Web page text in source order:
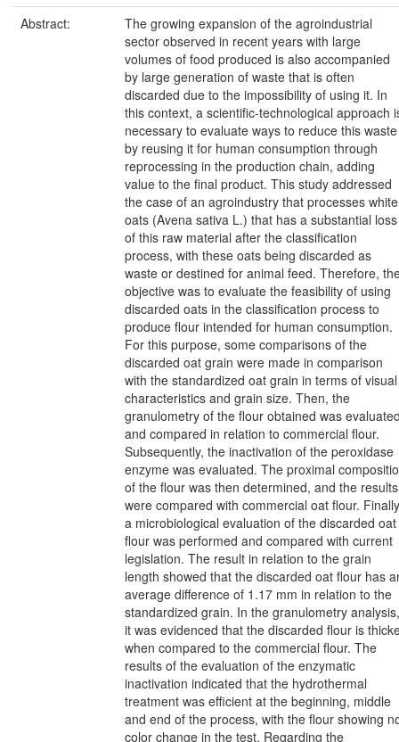
Abstract:
The growing expansion of the agroindustrial
sector observed in recent years with large
volumes of food produced is also accompanied
by large generation of waste that is often
discarded due to the impossibility of using it. In
this context, a scientific-technological approach
necessary to evaluate ways to reduce this waste
by reusing it for human consumption through
reprocessing in the production chain, adding
value to the final product. This study addressed
the case of an agroindustry that processes white
oats (Avena sativa L.) that has a substantial loss
of this raw material after the classification
process, with these oats being discarded as
waste or destined for animal feed. Therefore,
objective was to evaluate the feasibility of using
discarded oats in the classification process to
produce flour intended for human consumption.
For this purpose, some comparisons of the
discarded oat grain were made in comparison
with the standardized oat grain in terms of visual
characteristics and grain size. Then, the
granulometry of the flour obtained was
and compared in relation to commercial flour.
Subsequently, the inactivation of the peroxidase
enzyme was evaluated. The proximal
of the flour was then determined, and the results
were compared with commercial oat flour.
a microbiological evaluation of the discarded oat
flour was performed and compared with current
legislation. The result in relation to the grain
length showed that the discarded oat flour has
average difference of 1.17 mm in relation to the
standardized grain. In the granulometry analysis,
it was evidenced that the discarded flour is
when compared to the commercial flour. The
results of the evaluation of the enzymatic
inactivation indicated that the hydrothermal
treatment was efficient at the beginning, middle
and end of the process, with the flour showing
color change in the test. Regarding the